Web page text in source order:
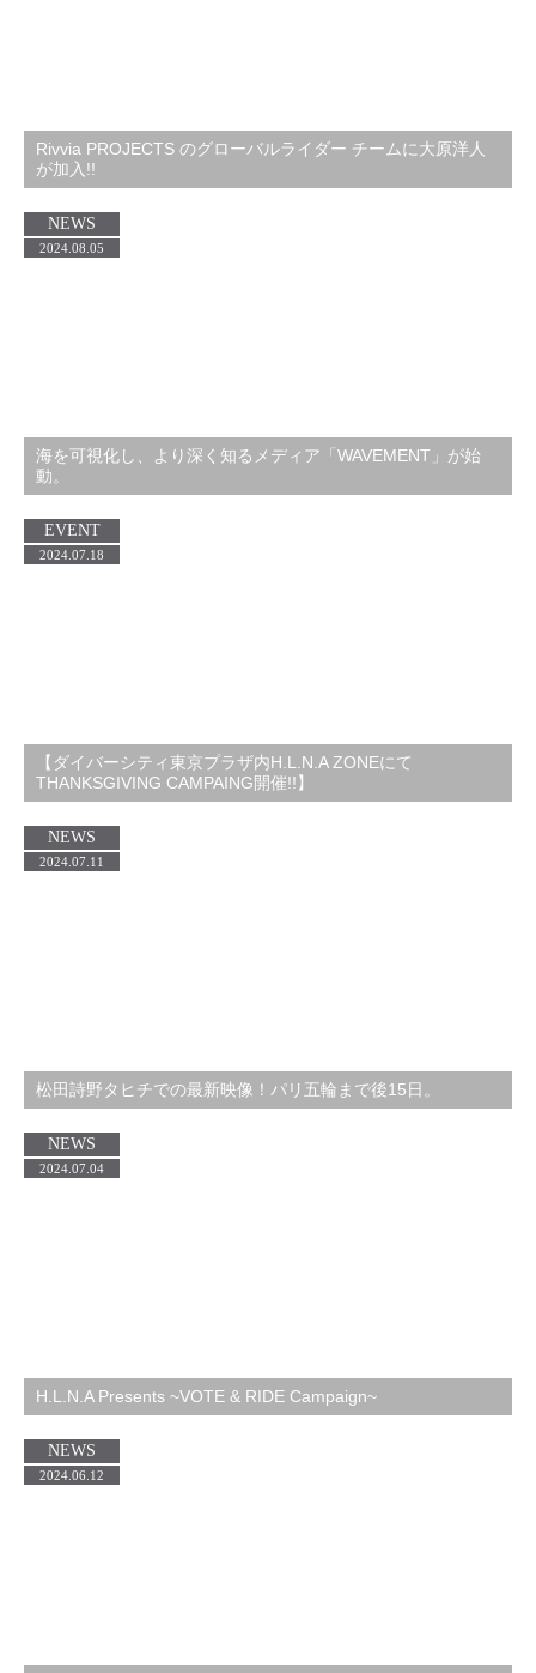
Rivvia PROJECTS のグローバルライダー チームに大原洋人
が加入!!
海を可視化し、より深く知るメディア「WAVEMENT」が始
動。
NEWS
2024.08.05
【ダイバーシティ東京プラザ内H.L.N.A ZONEにて
THANKSGIVING CAMPAING開催!!】
EVENT
2024.07.18
松田詩野タヒチでの最新映像！パリ五輪まで後15日。
NEWS
2024.07.11
H.L.N.A Presents ~VOTE & RIDE Campaign~
NEWS
2024.07.04
NEWS
2024.06.12